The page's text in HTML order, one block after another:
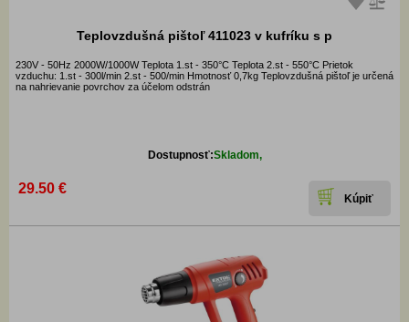
Teplovzdušná pištoľ 411023 v kufríku s p
230V - 50Hz 2000W/1000W Teplota 1.st - 350°C Teplota 2.st - 550°C Prietok
vzduchu: 1.st - 300l/min 2.st - 500/min Hmotnosť 0,7kg Teplovzdušná pištoľ je určená
na nahrievanie povrchov za účelom odstrán
Dostupnosť:Skladom,
29.50 €